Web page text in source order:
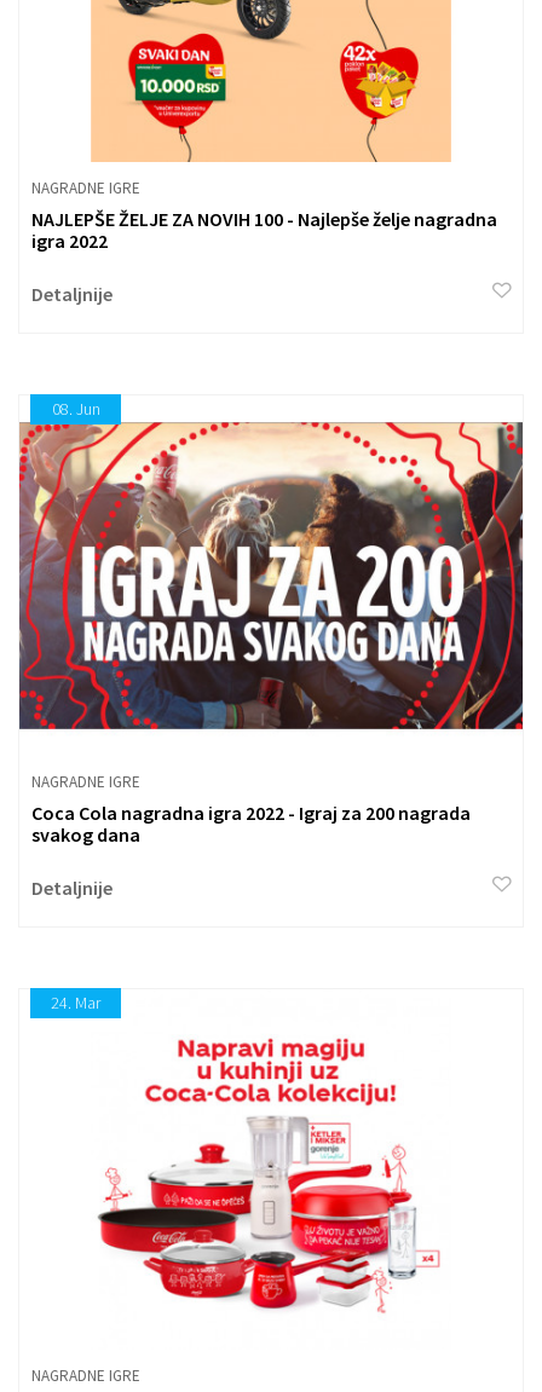
NAGRADNE IGRE
NAJLEPŠE ŽELJE ZA NOVIH 100 - Najlepše želje nagradna
igra 2022
Detaljnije
08. Jun
NAGRADNE IGRE
Coca Cola nagradna igra 2022 - Igraj za 200 nagrada
svakog dana
Detaljnije
24. Mar
NAGRADNE IGRE